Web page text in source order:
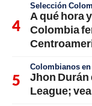
Selección
A qué hora
Colombia
Colombianos
Jhon Durán
League;